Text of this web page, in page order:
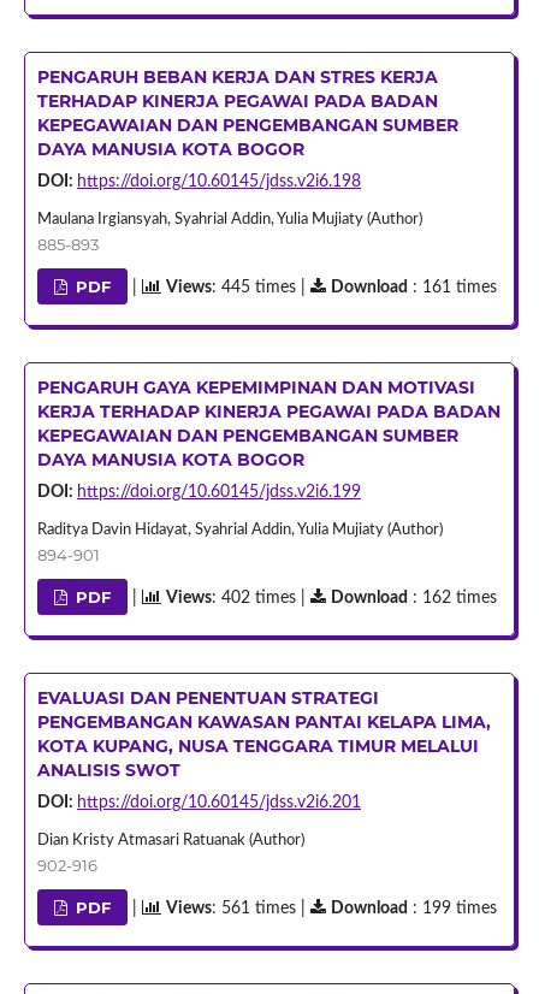
PENGARUH BEBAN KERJA DAN STRES KERJA
TERHADAP KINERJA PEGAWAI PADA BADAN
KEPEGAWAIAN DAN PENGEMBANGAN SUMBER
DAYA MANUSIA KOTA BOGOR
DOI: https://doi.org/10.60145/jdss.v2i6.198
Maulana Irgiansyah, Syahrial Addin, Yulia Mujiaty (Author)
885-893
PDF Views: 445 times | Download : 161 times
PENGARUH GAYA KEPEMIMPINAN DAN MOTIVASI
KERJA TERHADAP KINERJA PEGAWAI PADA BADAN
KEPEGAWAIAN DAN PENGEMBANGAN SUMBER
DAYA MANUSIA KOTA BOGOR
DOI: https://doi.org/10.60145/jdss.v2i6.199
Raditya Davin Hidayat, Syahrial Addin, Yulia Mujiaty (Author)
894-901
PDF Views: 402 times | Download : 162 times
EVALUASI DAN PENENTUAN STRATEGI
PENGEMBANGAN KAWASAN PANTAI KELAPA LIMA,
KOTA KUPANG, NUSA TENGGARA TIMUR MELALUI
ANALISIS SWOT
DOI: https://doi.org/10.60145/jdss.v2i6.201
Dian Kristy Atmasari Ratuanak (Author)
902-916
PDF Views: 561 times | Download : 199 times